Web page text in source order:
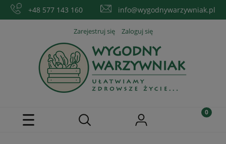
+48 577 143 160 info@wygodnywarzywniak.pl
Zarejestruj się Zaloguj się